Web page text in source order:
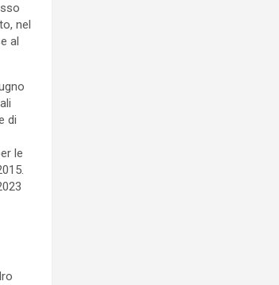
nel
al
di
le